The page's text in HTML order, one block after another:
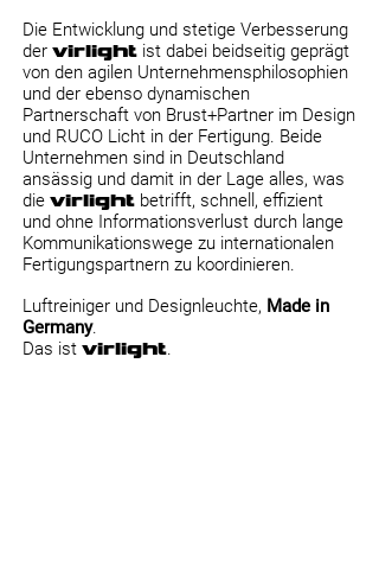
Die Entwicklung und stetige Verbesserung
der virlight ist dabei beidseitig geprägt
von den agilen Unternehmensphilosophien
und der ebenso dynamischen
Partnerschaft von Brust+Partner im Design
und RUCO Licht in der Fertigung. Beide
Unternehmen sind in Deutschland
ansässig und damit in der Lage alles, was
die virlight betrifft, schnell, effizient
und ohne Informationsverlust durch lange
Kommunikationswege zu internationalen
Fertigungspartnern zu koordinieren.
Luftreiniger und Designleuchte, Made in
Germany.
Das ist virlight.